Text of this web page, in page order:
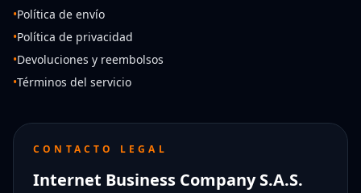
•Política de envío
•Política de privacidad
•Devoluciones y reembolsos
•Términos del servicio
CONTACTO LEGAL
Internet Business Company S.A.S.